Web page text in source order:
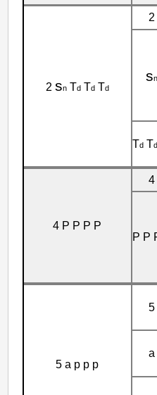
2 snTdTdTd
2
sn
TdTd
4 P P P P
4
P P
5 a p p p
5
a